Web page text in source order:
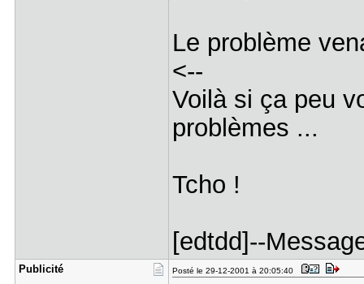
Le problème
<--
Voilà si ça peu
problèmes ...
Tcho !
[edtdd]--
Publicité Posté le 29-12-2001 à 20:05:40